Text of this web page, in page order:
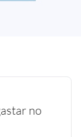
no